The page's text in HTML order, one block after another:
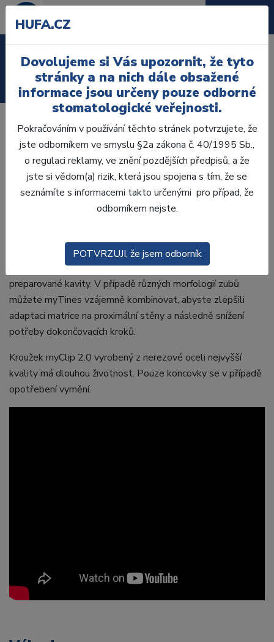
Ordinace
All-in-one sekční maticový kroužek s krátkými úchyty,
které fungují jako kleště.Není zapotřebí speciálních
nástrojů pro umisťování, protože myClip 2.0 lze snadno
umístit prsty.
myClip 2.0 má optimální separační sílu, která umožňuje
špičkovým plastovým koncovkámmyTinesse myClip 2.0
přizpůsobí jak zubům různých výšek korunky, tak různé šířce
preparované kavity. V případě různých morfologií zubů
můžete myTines vzájemně kombinovat, abyste zlepšili
adaptaci matrice na proximální stěny a následně snížení
potřeby dokončovacích kroků.
Kroužek myClip 2.0 vyrobený z nerezové oceli nejvyšší
kvality má dlouhou životnost. Pouze koncovky se v případě
opotřebení vymění.
HUFA.CZ
Dovolujeme si Vás upozornit, že tyto
stránky a na nich dále obsažené
informace jsou určeny pouze odborné
stomatologické veřejnosti.
Pokračováním v používání těchto stránek potvrzujete, že
jste odborníkem ve smyslu §2a zákona č. 40/1995 Sb.,
o regulaci reklamy, ve znění pozdějších předpisů, a že
jste si vědom(a) rizik, která jsou spojena s tím, že se
seznámíte s informacemi takto určenými pro případ, že
odborníkem nejste.
POTVRZUJI, že jsem odborník